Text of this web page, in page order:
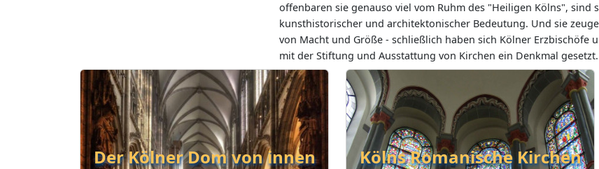
offenbaren sie genauso viel vom Ruhm des "Heiligen Kölns", sind
kunsthistorischer und architektonischer Bedeutung. Und sie
von Macht und Größe - schließlich haben sich Kölner Erzbischöfe
mit der Stiftung und Ausstattung von Kirchen ein Denkmal gesetzt.
Der Kölner Dom von innen Kölns Romanische Kirchen